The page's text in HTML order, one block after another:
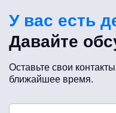
У вас есть
Давайте
Оставьте свои
ближайшее время.